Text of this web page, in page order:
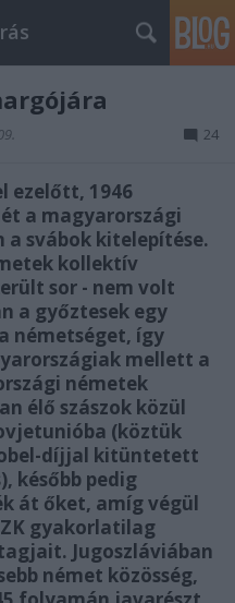
24
ezelőtt, 1946
a magyarországi
a svábok kitelepítése.
kollektív
sor - nem volt
a győztesek egy
németséget, így
mellett a
németek
élő szászok közül
(köztük
díjjal kitüntetett
később pedig
át őket, amíg végül
gyakorlatilag
Jugoszláviában
német közösség,